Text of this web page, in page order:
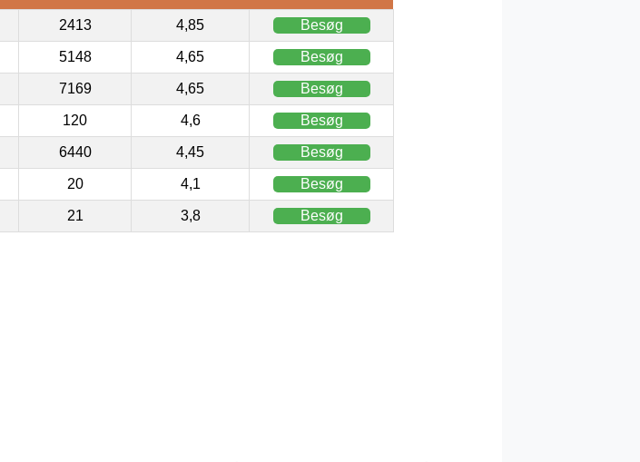
2413 4,85 Besøg
5148 4,65 Besøg
7169 4,65 Besøg
120 4,6 Besøg
6440 4,45 Besøg
20 4,1 Besøg
21 3,8 Besøg